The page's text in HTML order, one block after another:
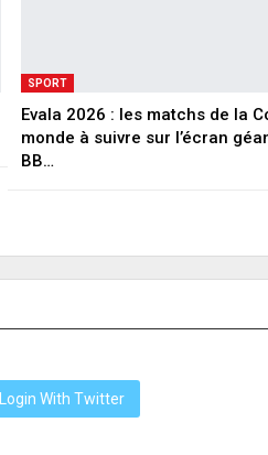
SPORT
Evala 2026 : les matchs de la
monde à suivre sur l’écran
BB…
Login With Twitter